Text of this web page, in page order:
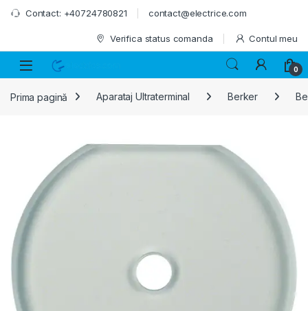
Skip to navigation
Skip to content
Contact: +40724780821 contact@electrice.com
Verifica status comanda Contul meu
0
Prima pagină Aparataj Ultraterminal Berker